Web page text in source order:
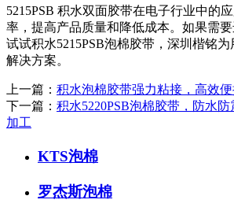
5215PSB 积水双面胶带在电子行业中的
率，提高产品质量和降低成本。如果需
试试积水5215PSB泡棉胶带，深圳楷铭
解决方案。
上一篇： 积水泡棉胶带强力粘接，高效
下一篇： 积水5220PSB泡棉胶带，防水
加工
KTS泡棉
罗杰斯泡棉